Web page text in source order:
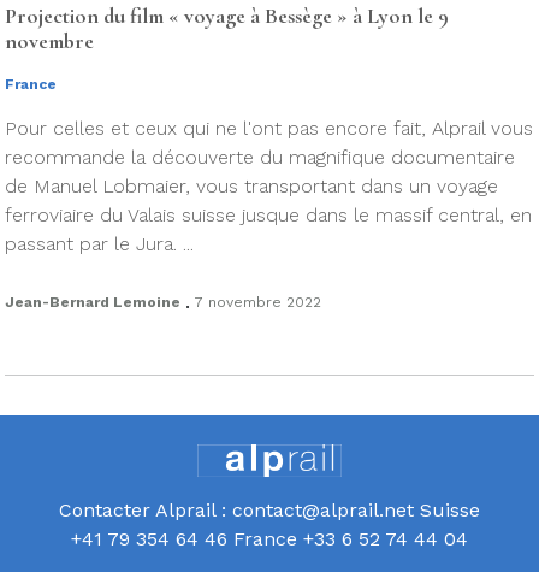
Projection du film « voyage à Bessège » à Lyon le 9
novembre
France
Pour celles et ceux qui ne l'ont pas encore fait, Alprail vous
recommande la découverte du magnifique documentaire
de Manuel Lobmaier, vous transportant dans un voyage
ferroviaire du Valais suisse jusque dans le massif central, en
passant par le Jura. ...
Jean-Bernard Lemoine . 7 novembre 2022
Contacter Alprail : contact@alprail.net Suisse
+41 79 354 64 46 France +33 6 52 74 44 04